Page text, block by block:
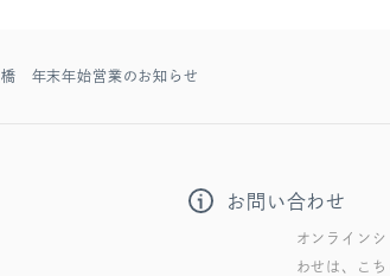
橋 年末年始営業のお知らせ
お問い合わせ
オンライン
わせは、こ